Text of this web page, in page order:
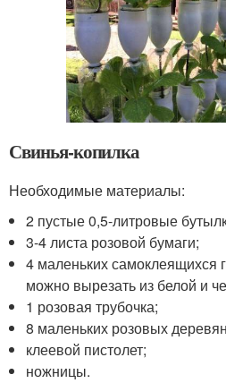
Свинья-копилка
Необходимые материалы:
2 пустые 0,5-литровые
3-4 листа розовой бумаги;
4 маленьких самоклеящихся
можно вырезать из белой и
1 розовая трубочка;
8 маленьких розовых
клеевой пистолет;
ножницы.